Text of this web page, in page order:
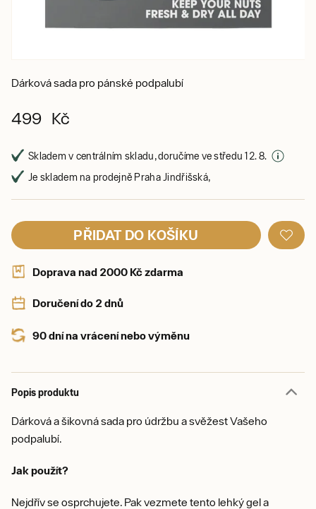
Dárková sada pro pánské podpalubí
499 Kč
Skladem v centrálním skladu, doručíme ve středu 12. 8.
Je skladem na prodejně Praha Jindřišská,
PŘIDAT DO KOŠÍKU
Doprava nad 2000 Kč zdarma
Doručení do 2 dnů
90 dní na vrácení nebo výměnu
Popis produktu
Dárková a šikovná sada pro údržbu a svěžest Vašeho
podpalubí.
Jak použít?
Nejdřív se osprchujete. Pak vezmete tento lehký gel a